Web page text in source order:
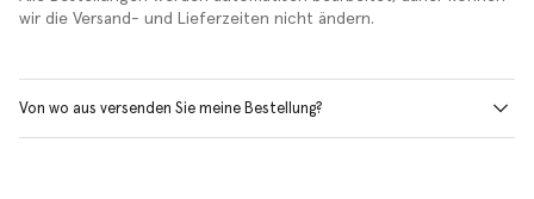
wir die Versand- und Lieferzeiten nicht ändern.
Von wo aus versenden Sie meine Bestellung?